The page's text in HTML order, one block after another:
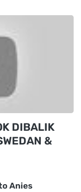
DIBALIK
&
Anies